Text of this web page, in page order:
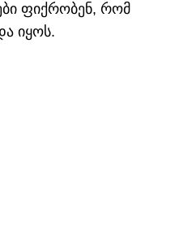
ფიქრობენ, რომ
იყოს.